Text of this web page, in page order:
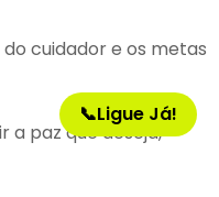
cuidador e os metas
paz que deseja,
📞Ligue Já!